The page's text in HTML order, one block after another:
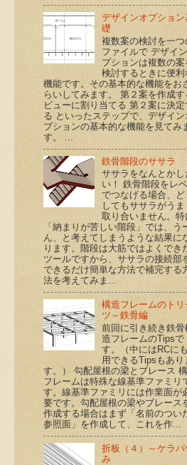
デザインオプション
礎
複数案の検討を一つ
ファイルで デザイ
プションは複数の案
検討するときに便利
機能です。その基本的な機能をお
らいしてみます。 第２案を作成す
ビューに割り当てる 第２案に決定
る といったステップで、デザイン
プションの基本的な機能を見てみ
す。 ...
鉄骨階段のササラ
ササラをなんとかし
い！ 鉄骨階段をレ
でつなげる場合、ど
してもササラがうま
取り合いません。特
「納まりが苦しい階段」では、う
ん、と考えてしまうような結果に
ります。階段は大筋ではよくでき
ツールですから、ササラの接続部
できるだけ簡単な方法で補完する
法を考えてみま...
構造フレームのトリ
ツ～鉄骨編
前回に引き続き鉄骨
造フレームのTipsで
す。（中にはRCに
用できるTipsもあり
す。） 勾配屋根の梁とブレース
フレームは特殊な線基準ファミリ
す。線基準ファミリには作業面が
要です。勾配屋根の梁やブレース
作成する場合はまず「名前のつい
参照面」を作成して、これを作...
折板（４）～ケラバ
み